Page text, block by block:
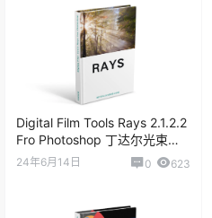
Digital Film Tools Rays 2.1.2.2
Fro Photoshop 丁达尔光束插
件
24年6月14日 0 623